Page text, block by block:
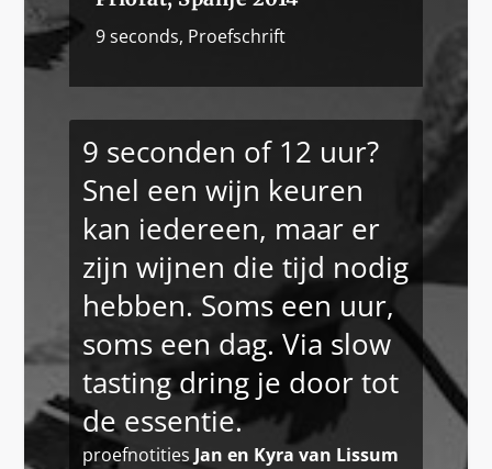
9 seconds, Proefschrift
9 seconden of 12 uur?
Snel een wijn keuren
kan iedereen, maar er
zijn wijnen die tijd nodig
hebben. Soms een uur,
soms een dag. Via slow
tasting dring je door tot
de essentie.
proefnotities Jan en Kyra van Lissum